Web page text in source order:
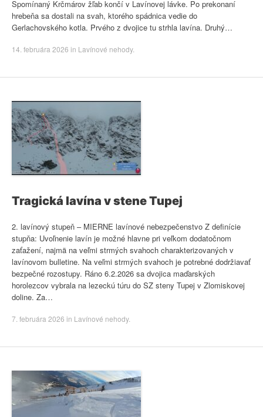
Spomínaný Krčmárov žľab končí v Lavínovej lávke. Po prekonaní
hrebeňa sa dostali na svah, ktorého spádnica vedie do
Gerlachovského kotla. Prvého z dvojice tu strhla lavína. Druhý…
14. februára 2026 in Lavínové nehody.
Tragická lavína v stene Tupej
2. lavínový stupeň – MIERNE lavínové nebezpečenstvo Z definície
stupňa: Uvoľnenie lavín je možné hlavne pri veľkom dodatočnom
zaťažení, najmä na veľmi strmých svahoch charakterizovaných v
lavínovom bulletine. Na veľmi strmých svahoch je potrebné dodržiavať
bezpečné rozostupy. Ráno 6.2.2026 sa dvojica maďarských
horolezcov vybrala na lezeckú túru do SZ steny Tupej v Zlomiskovej
doline. Za…
7. februára 2026 in Lavínové nehody.